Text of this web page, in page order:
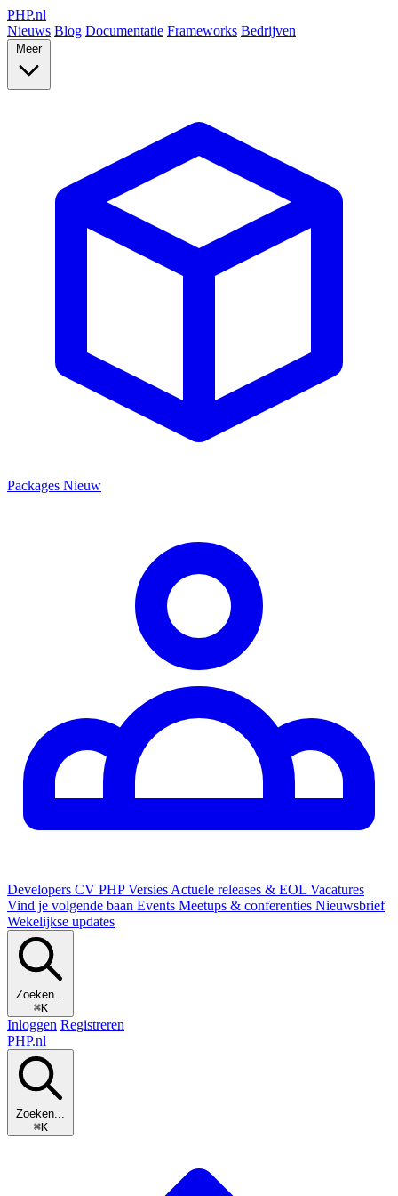
PHP.nl
Nieuws Blog Documentatie Frameworks Bedrijven
Meer
Packages Nieuw
Developers CV PHP Versies Actuele releases & EOL Vacatures
Vind je volgende baan Events Meetups & conferenties Nieuwsbrief
Wekelijkse updates
Zoeken...
⌘K
Inloggen Registreren
PHP.nl
Zoeken...
⌘K